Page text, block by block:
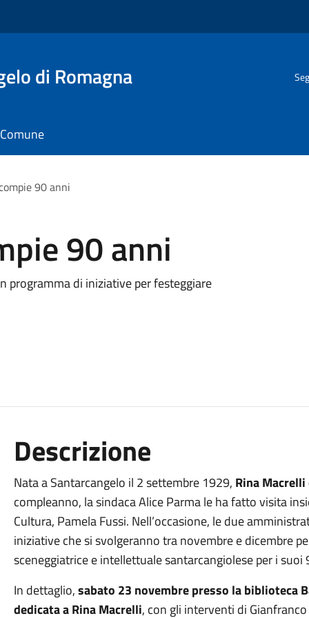
di Romagna
90 anni
90 anni
programma di iniziative per festeggiare
Descrizione
Nata a Santarcangelo il 2 settembre 1929, Rina
compleanno, la sindaca Alice Parma le ha fatto visita
Cultura, Pamela Fussi. Nell’occasione, le due
iniziative che si svolgeranno tra novembre e dicembre
sceneggiatrice e intellettuale santarcangiolese per i suoi
In dettaglio,sabato 23 novembre presso la biblioteca
dedicata a Rina Macrelli, con gli interventi di